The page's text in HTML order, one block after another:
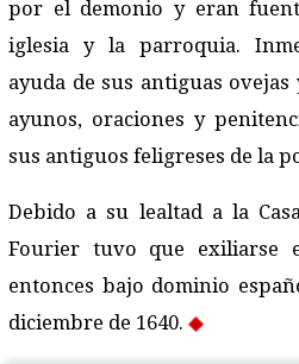
por el demonio y eran
iglesia y la parroquia.
ayuda de sus antiguas ovejas
ayunos, oraciones y
sus antiguos feligreses de la
Debido a su lealtad a la
Fourier tuvo que exiliarse
entonces bajo dominio
diciembre de 1640.